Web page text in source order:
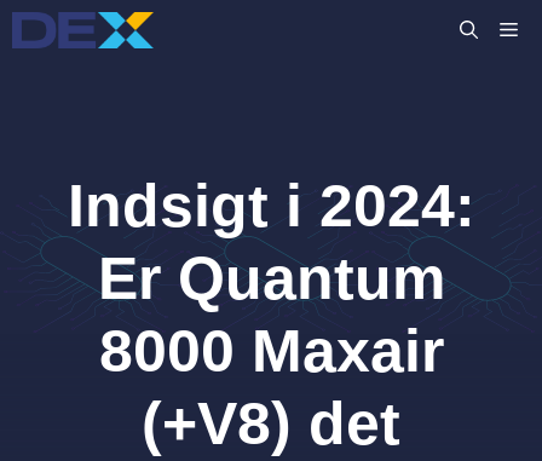
Hop
til
Indsigt i 2024:
Er Quantum
8000 Maxair
(+V8) det